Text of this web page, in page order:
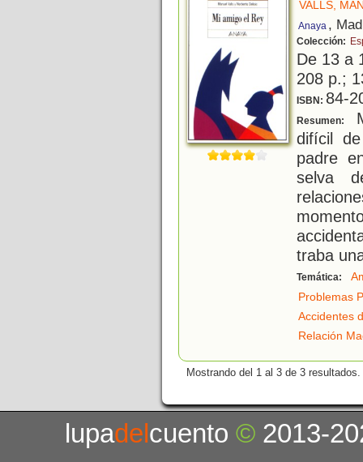
VALLS,
Anaya ,
Colección:
De 13 a
208 p.;
ISBN: 84-
Resumen:
difícil
padre
selva
traba
Temática:
Problemas
Accidentes
Relación
Mostrando del 1 al 3 de 3 resultados.
lupadelcuento© 2013-